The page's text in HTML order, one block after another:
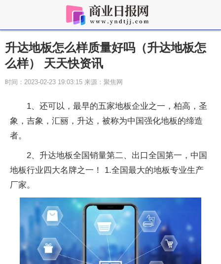
升达地板怎么样质量好吗（升达地板怎
么样） 天天快资讯
时间：2023-02-23 19:03:15 来源：聚焦网
1、还可以，最早的五家地板企业之一，柏高，圣
象，吉象，汇丽，升达，被称为中国强化地板的缔造
者。
2、升达地板全国销量第二、出口全国第一，中国
地板行业四大名牌之一！ 1.全国最大的地板专业生产
厂家。